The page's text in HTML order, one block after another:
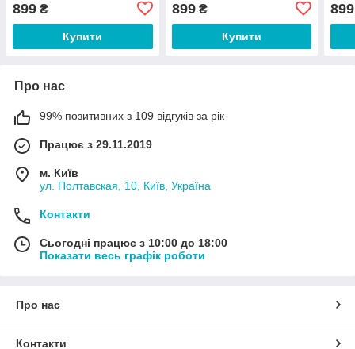
899 ₴
Купити
899₴
Купити
899
Про нас
99% позитивних з 109 відгуків за рік
Працює з 29.11.2019
м. Київ
ул. Полтавская, 10, Київ, Україна
Контакти
Сьогодні працює з 10:00 до 18:00
Показати весь графік роботи
Про нас
Контакти